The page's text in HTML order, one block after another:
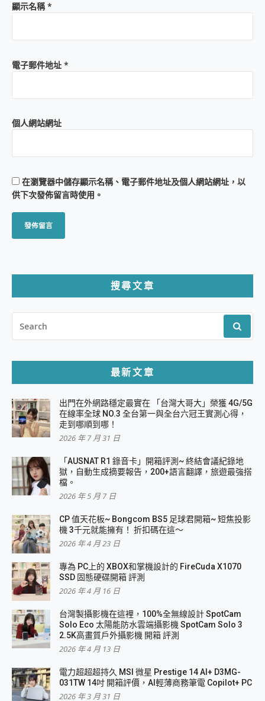
顯示名稱*
電子郵件地址 *
個人網站網址
在瀏覽器中儲存顯示名稱、電子郵件地址及個人網站網址，以
供下次發佈留言時使用。
搜尋文章
FOR:
最新文章
出門在外網路穩定最實在 「台灣大哥大」榮獲 4G/5G
在線率全球 NO.3 全台第一與全台六冠王實測心得，
走到哪順到哪！
2026 年 7 月 31 日
「AUSNAT R1 錄音卡」開箱評測~ 終結會議紀錄地
獄，自動生成摘要報告，200+語言翻譯，旅遊最強搭
檔。
2026 年 5 月 7 日
CP 值天花板~ Bongcom BS5 足球君開箱~ 短焦投影
機 3千元就能擁有！ 折扣碼在這～
2026 年 4 月 23 日
專為 PC上的 XBOX和掌機設計的 FireCuda X1070
SSD 固態硬碟開箱 評測
2026 年 4 月 16 日
台灣製攝影機在這裡，100%全無線設計 SpotCam
Solo Eco 太陽能防水雲端攝影機 SpotCam Solo 3
2.5K高畫質戶外攝影機 開箱 評測
2026 年 4 月 13 日
電力超超超持久 MSI 微星 Prestige 14 AI+ D3MG-
031TW 14吋 開箱評價，AI輕薄商務筆電 Copilot+ PC
2026 年 3 月 31 日